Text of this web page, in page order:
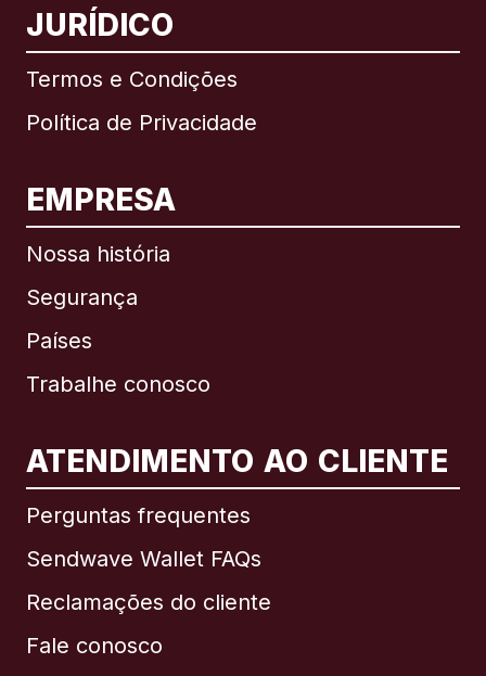
JURÍDICO
Termos e Condições
Política de Privacidade
EMPRESA
Nossa história
Segurança
Países
Trabalhe conosco
ATENDIMENTO AO CLIENTE
Perguntas frequentes
Sendwave Wallet FAQs
Reclamações do cliente
Fale conosco
Internacional English
Brasil